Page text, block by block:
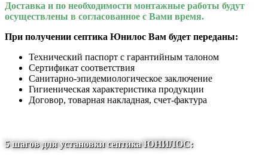
Доставка и по необходимости монтажные работы будут
осуществлены в согласованное с Вами время.
При получении септика Юнилос Вам будет переданы:
Технический паспорт с гарантийным талоном
Сертификат соответствия
Санитарно-эпидемиологическое заключение
Гигиеническая характеристика продукции
Договор, товарная накладная, счет-фактура
5 шагов для установки септика ЮНИЛОС: